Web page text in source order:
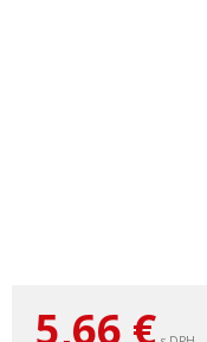
5,66 €